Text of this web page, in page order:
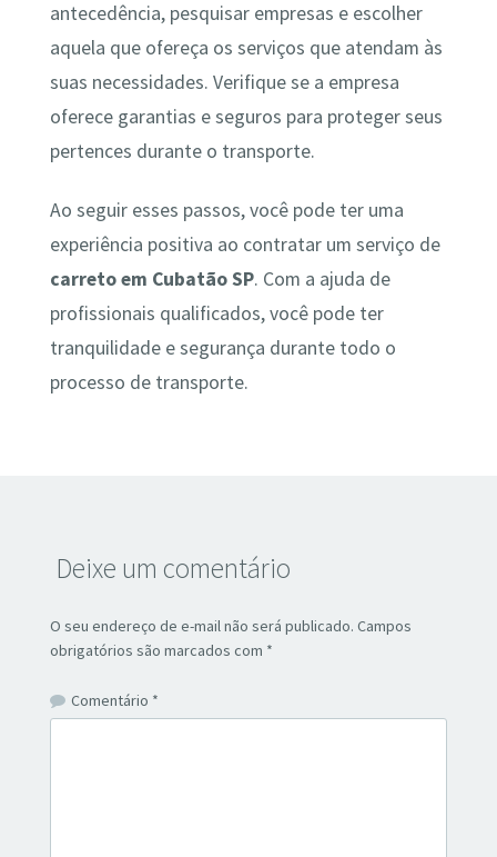
antecedência, pesquisar empresas e escolher
aquela que ofereça os serviços que atendam às
suas necessidades. Verifique se a empresa
oferece garantias e seguros para proteger seus
pertences durante o transporte.
Ao seguir esses passos, você pode ter uma
experiência positiva ao contratar um serviço de
carreto em Cubatão SP. Com a ajuda de
profissionais qualificados, você pode ter
tranquilidade e segurança durante todo o
processo de transporte.
Deixe um comentário
O seu endereço de e-mail não será publicado. Campos
obrigatórios são marcados com *
Comentário *